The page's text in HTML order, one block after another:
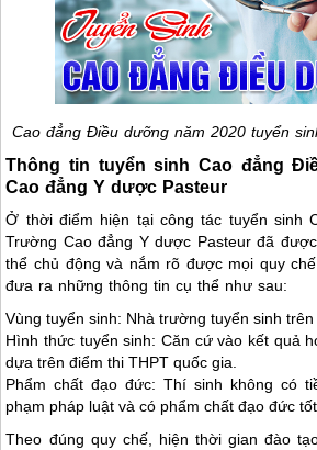
Cao đẳng Điều dưỡng năm 2020 tuyển
Thông tin tuyển sinh Cao đẳng
Cao đẳng Y dược Pasteur
Ở thời điểm hiện tại công tác tuyển sinh
Trường Cao đẳng Y dược Pasteur đã
thể chủ động và nắm rõ được mọi quy
đưa ra những thông tin cụ thể như sau:
Vùng tuyển sinh: Nhà trường tuyển sinh trên
Hình thức tuyển sinh: Căn cứ vào kết quả
dựa trên điểm thi THPT quốc gia.
Phẩm chất đạo đức: Thí sinh không có
phạm pháp luật và có phẩm chất đạo đức tốt.
Theo đúng quy chế, hiện thời gian đào